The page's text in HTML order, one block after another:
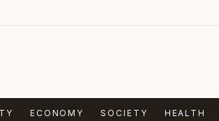
ECONOMY SOCIETY HEALTH